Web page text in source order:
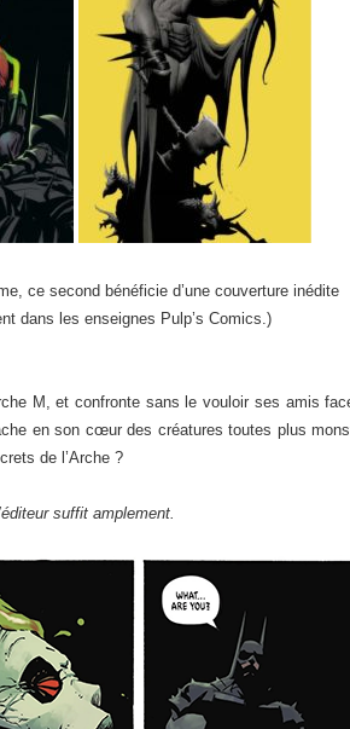
ce second bénéficie d’une couverture inédite
dans les enseignes Pulp’s Comics.)
M, et confronte sans le vouloir ses amis
en son cœur des créatures toutes plus
de l’Arche ?
suffit amplement.